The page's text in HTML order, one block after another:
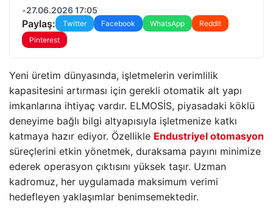
•27.06.2026 17:05
Paylaş: Twitter Facebook WhatsApp
Reddit
Pinterest
Yeni üretim dünyasında, işletmelerin verimlilik
kapasitesini artırması için gerekli otomatik alt yapı
imkanlarına ihtiyaç vardır. ELMOSİS, piyasadaki köklü
deneyime bağlı bilgi altyapısıyla işletmenize katkı
katmaya hazır ediyor. Özellikle Endustriyel otomasyon
süreçlerini etkin yönetmek, duraksama payını minimize
ederek operasyon çıktısını yüksek taşır. Uzman
kadromuz, her uygulamada maksimum verimi
hedefleyen yaklaşımlar benimsemektedir.